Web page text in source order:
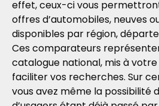
effet, ceux-ci vous
offres d’automobiles, neuves
disponibles par région,
Ces comparateurs
catalogue national, mis à
faciliter vos recherches. Sur
vous avez même la possibilité